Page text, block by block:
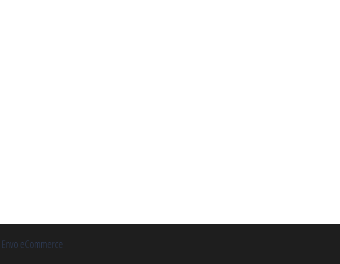
Envo eCommerce